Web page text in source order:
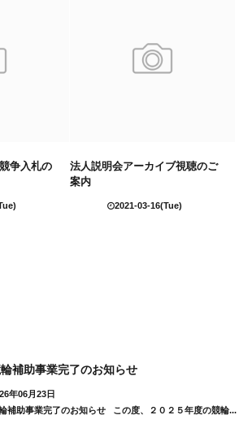
争入札の
法人説明会アーカイブ視聴のご
案内
2021-03-16(Tue)
補助事業完了のお知らせ
年06月23日
補助事業完了のお知らせ この度、２０２５年度の競輪...